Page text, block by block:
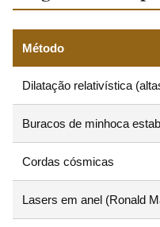
Método
Dilatação relativística
Buracos de minhoca
Cordas cósmicas
Lasers em anel (Ronald